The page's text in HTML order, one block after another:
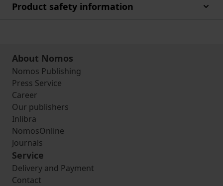
Product safety information
About Nomos
Nomos Publishing
Press Service
Career
Our publishers
Inlibra
NomosOnline
Journals
Service
Delivery and Payment
Contact